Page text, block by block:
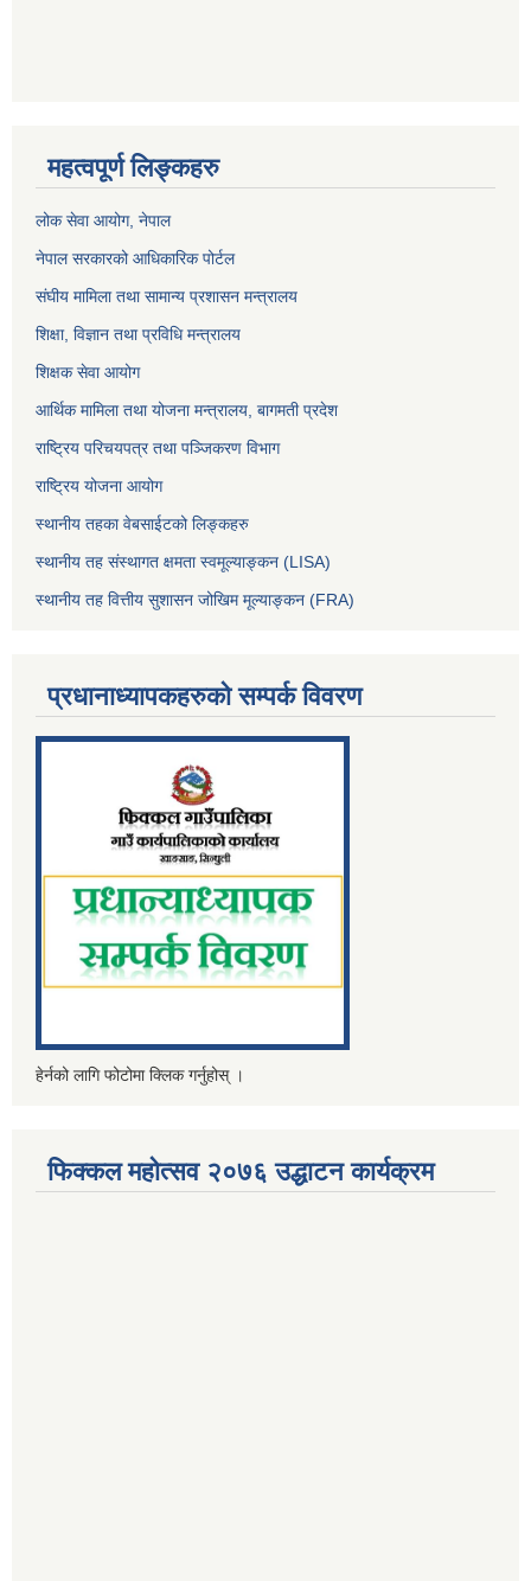
महत्वपूर्ण लिङ्कहरु
लोक सेवा आयोग, नेपाल
नेपाल सरकारको आधिकारिक पोर्टल
संघीय मामिला तथा सामान्य प्रशासन मन्त्रालय
शिक्षा, विज्ञान तथा प्रविधि मन्त्रालय
शिक्षक सेवा आयोग
आर्थिक मामिला तथा योजना मन्त्रालय, बागमती प्रदेश
राष्ट्रिय परिचयपत्र तथा पञ्जिकरण विभाग
राष्ट्रिय योजना आयोग
स्थानीय तहका वेबसाईटको लिङ्कहरु
स्थानीय तह संस्थागत क्षमता स्वमूल्याङ्कन (LISA)
स्थानीय तह वित्तीय सुशासन जोखिम मूल्याङ्कन (FRA)
प्रधानाध्यापकहरुको सम्पर्क विवरण
हेर्नको लागि फोटोमा क्लिक गर्नुहोस् ।
फिक्कल महोत्सव २०७६ उद्धाटन कार्यक्रम